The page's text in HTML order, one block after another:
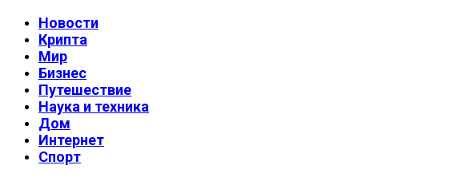
Новости
Крипта
Мир
Бизнес
Путешествие
Наука и техника
Дом
Интернет
Спорт